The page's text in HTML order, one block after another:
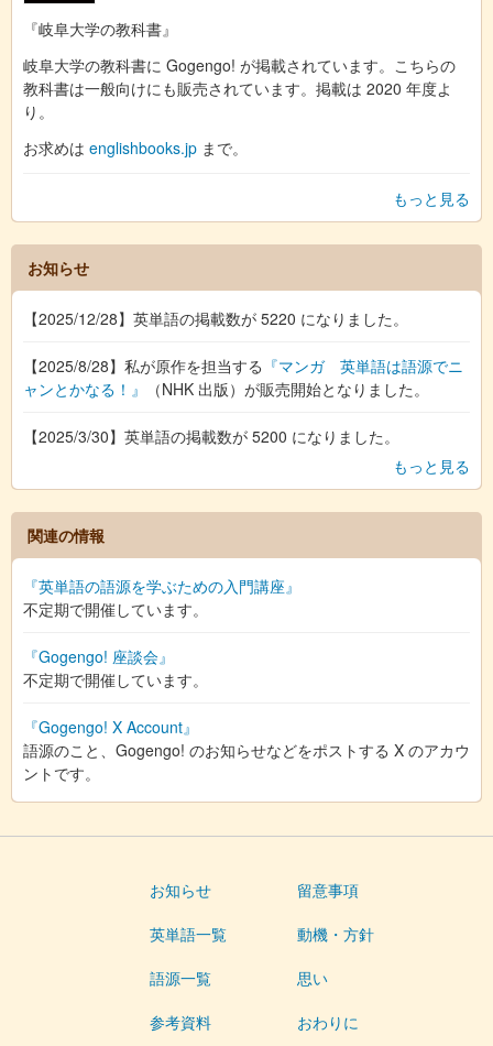
『岐阜大学の教科書』
岐阜大学の教科書に Gogengo! が掲載されています。こちらの
教科書は一般向けにも販売されています。掲載は 2020 年度よ
り。
お求めは englishbooks.jp まで。
もっと見る
お知らせ
【2025/12/28】英単語の掲載数が 5220 になりました。
【2025/8/28】私が原作を担当する 『マンガ 英単語は語源でニ
ャンとかなる！』
（NHK 出版）が販売開始となりました。
【2025/3/30】英単語の掲載数が 5200 になりました。
もっと見る
関連の情報
『英単語の語源を学ぶための入門講座』
不定期で開催しています。
『Gogengo! 座談会』
不定期で開催しています。
『Gogengo! X Account』
語源のこと、Gogengo! のお知らせなどをポストする X のアカウ
ントです。
お知らせ
英単語一覧
語源一覧
参考資料
留意事項
動機・方針
思い
おわりに